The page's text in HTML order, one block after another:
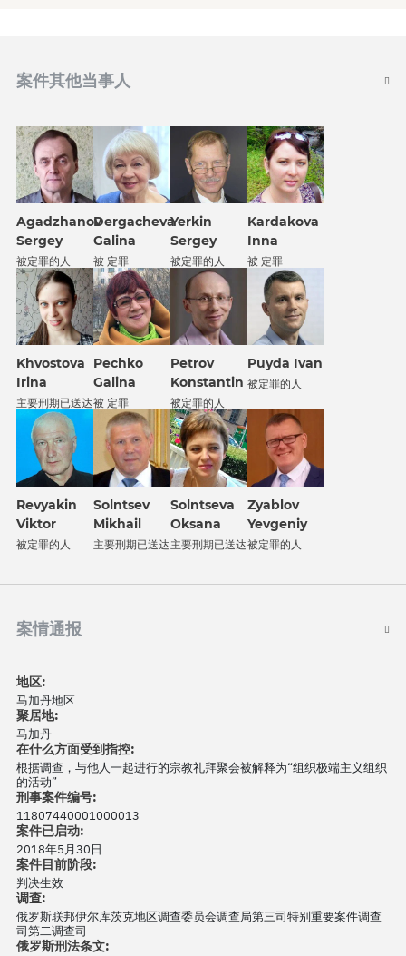
案件其他当事人
Agadzhanov
Sergey
被定罪的人
Dergacheva
Galina
被 定罪
Yerkin
Sergey
被定罪的人
Kardakova
Inna
被 定罪
Khvostova
Irina
主要刑期已送达
Pechko
Galina
被 定罪
Petrov
Konstantin
被定罪的人
Puyda Ivan
被定罪的人
Revyakin
Viktor
被定罪的人
Solntsev
Mikhail
主要刑期已送达
Solntseva
Oksana
主要刑期已送达
Zyablov
Yevgeniy
被定罪的人
案情通报
地区:
马加丹地区
聚居地:
马加丹
在什么方面受到指控:
根据调查，与他人一起进行的宗教礼拜聚会被解释为“组织极端主义组织
的活动”
刑事案件编号:
11807440001000013
案件已启动:
2018年5月30日
案件目前阶段:
判决生效
调查:
俄罗斯联邦伊尔库茨克地区调查委员会调查局第三司特别重要案件调查
司第二调查司
俄罗斯刑法条文: